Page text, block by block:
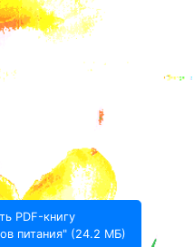
PDF-книгу
питания" (24.2 МБ)